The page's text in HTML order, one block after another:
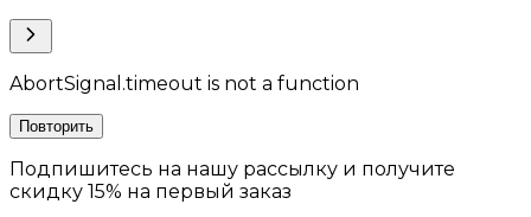
AbortSignal.timeout is not a function
Повторить
Подпишитесь на нашу рассылку и получите
скидку 15% на первый заказ